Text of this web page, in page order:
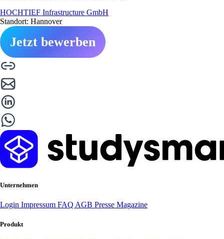
HOCHTIEF Infrastructure GmbH
Standort: Hannover
Jetzt bewerben
Unternehmen
Login Impressum FAQ AGB Presse Magazine
Produkt